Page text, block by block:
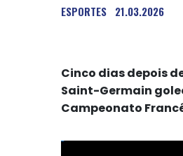
ESPORTES 21.03.2026
Cinco dias depois
Saint-Germain
Campeonato